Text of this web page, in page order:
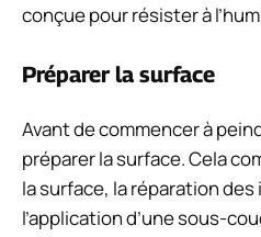
conçue pour résister à
Préparer la surface
Avant de commencer à
préparer la surface. Cela
la surface, la réparation
l’application d’une sous-